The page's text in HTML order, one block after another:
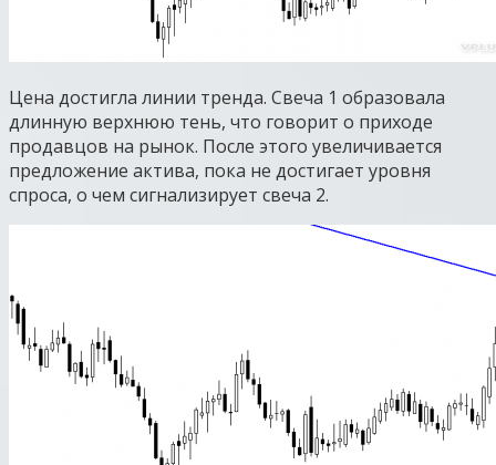
Цена достигла линии тренда. Свеча 1 образовала
длинную верхнюю тень, что говорит о приходе
продавцов на рынок. После этого увеличивается
предложение актива, пока не достигает уровня
спроса, о чем сигнализирует свеча 2.